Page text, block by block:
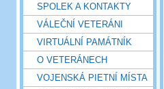
SPOLEK A KONTAKTY
VÁLEČNÍ VETERÁNI
VIRTUÁLNÍ PAMÁTNÍK
O VETERÁNECH
VOJENSKÁ PIETNÍ MÍSTA